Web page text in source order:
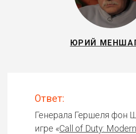
ЮРИЙ
Ответ:
Генерала Гершеля фон
игре «Call of Duty: